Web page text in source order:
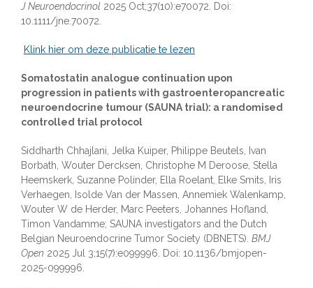
JNeuroendocrinol 2025 Oct;37(10):e70072. Doi:
10.1111/jne.70072.
Klink hier om deze publicatie te lezen
Somatostatin analogue continuation upon
progression in patients with gastroenteropancreatic
neuroendocrine tumour (SAUNA trial): a randomised
controlled trial protocol
Siddharth Chhajlani, Jelka Kuiper, Philippe Beutels, Ivan
Borbath, Wouter Dercksen, Christophe M Deroose, Stella
Heemskerk, Suzanne Polinder, Ella Roelant, Elke Smits, Iris
Verhaegen, Isolde Van der Massen, Annemiek Walenkamp,
Wouter W de Herder, Marc Peeters, Johannes Hofland,
Timon Vandamme; SAUNA investigators and the Dutch
Belgian Neuroendocrine Tumor Society (DBNETS). BMJ
Open 2025 Jul 3;15(7):e099996. Doi: 10.1136/bmjopen-
2025-099996.